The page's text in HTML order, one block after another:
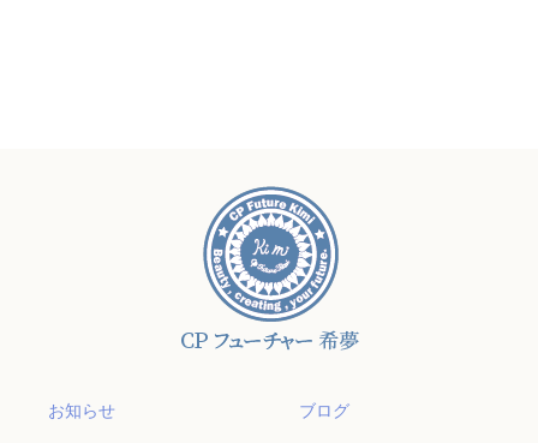
お知らせ ブログ